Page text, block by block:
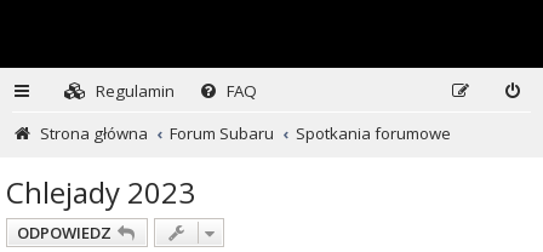
Regulamin
FAQ
Strona główna
Forum Subaru Spotkania forumowe
Chlejady 2023
ODPOWIEDZ